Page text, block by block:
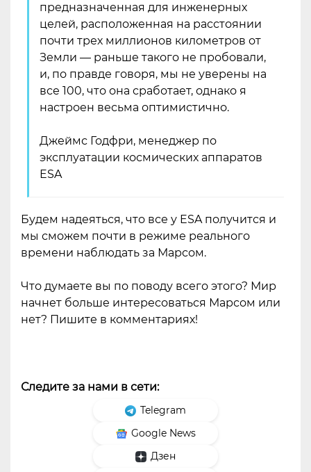
предназначенная для инженерных
целей, расположенная на расстоянии
почти трех миллионов километров от
Земли — раньше такого не пробовали,
и, по правде говоря, мы не уверены на
все 100, что она сработает, однако я
настроен весьма оптимистично.
Джеймс Годфри, менеджер по
эксплуатации космических аппаратов
ESA
Будем надеяться, что все у ESA получится и
мы сможем почти в режиме реального
времени наблюдать за Марсом.
Что думаете вы по поводу всего этого? Мир
начнет больше интересоваться Марсом или
нет? Пишите в комментариях!
Следите за нами в сети:
Telegram
Google News
Дзен